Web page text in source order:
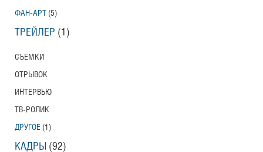
ФАН-АРТ (5)
ТРЕЙЛЕР (1)
СЪЕМКИ
ОТРЫВОК
ИНТЕРВЬЮ
ТВ-РОЛИК
ДРУГОЕ (1)
КАДРЫ (92)